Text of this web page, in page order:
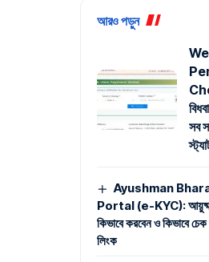
আরও পড়ুন
সব
Ayushman
Portal (e-KYC):
কিভাবে করবেন ও কিভাবে
লিংক